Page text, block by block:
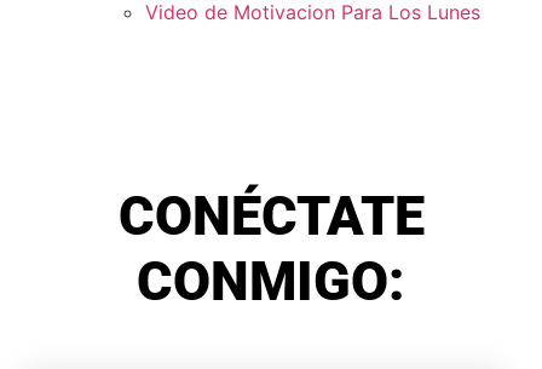
Video de Motivacion Para Los Lunes
CONÉCTATE
CONMIGO: